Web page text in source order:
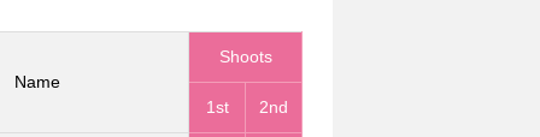
Name
Shoots
1st 2nd